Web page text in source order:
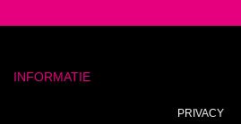
INFORMATIE
PRIVACY